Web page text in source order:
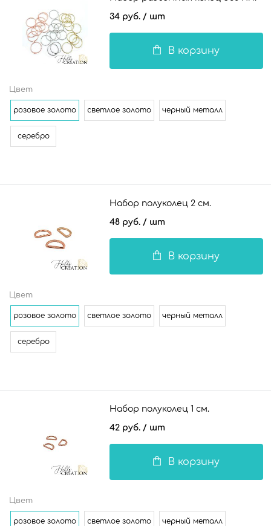
34 руб. / шт
В корзину
Цвет
розовое золото светлое золото черный металл
серебро
Набор полуколец 2 см.
48 руб. / шт
В корзину
Цвет
розовое золото светлое золото черный металл
серебро
Набор полуколец 1 см.
42 руб. / шт
В корзину
Цвет
розовое золото светлое золото черный металл